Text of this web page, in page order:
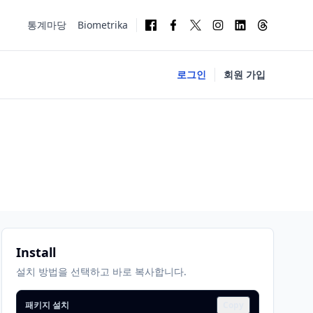
통계마당 Biometrika
로그인 회원 가입
Install
설치 방법을 선택하고 바로 복사합니다.
패키지 설치